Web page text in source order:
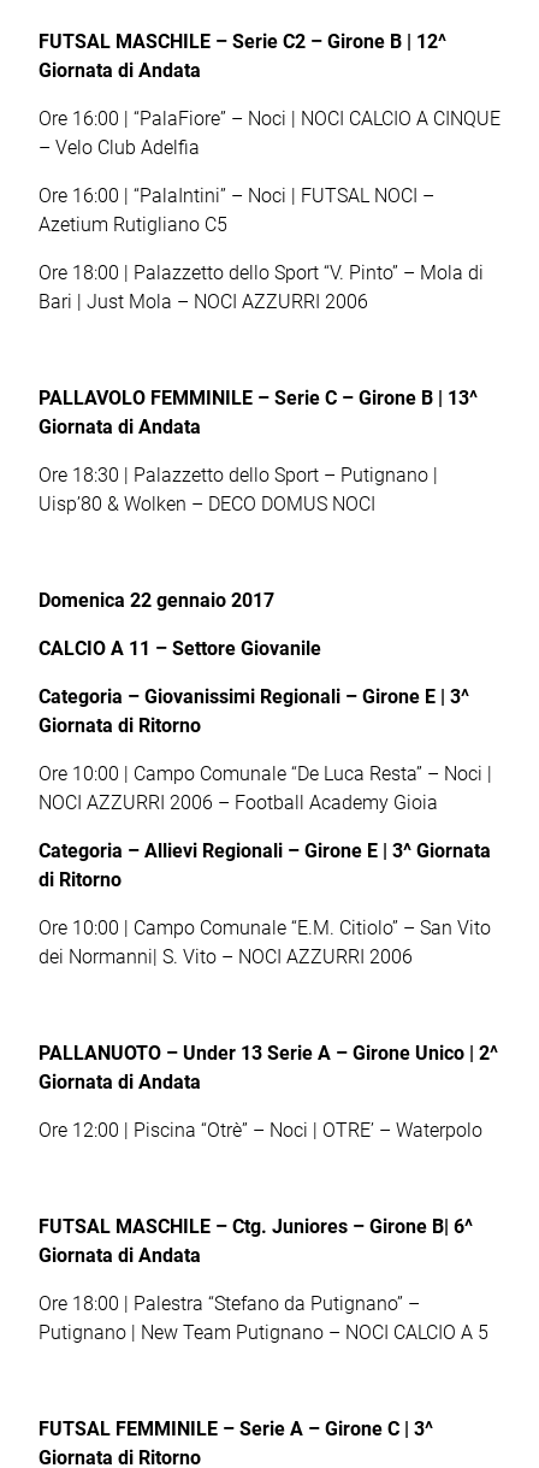
FUTSAL MASCHILE – Serie C2 – Girone B | 12^
Giornata di Andata
Ore 16:00 | “PalaFiore” – Noci | NOCI CALCIO A CINQUE
– Velo Club Adelfia
Ore 16:00 | “PalaIntini” – Noci | FUTSAL NOCI –
Azetium Rutigliano C5
Ore 18:00 | Palazzetto dello Sport “V. Pinto” – Mola di
Bari | Just Mola – NOCI AZZURRI 2006
PALLAVOLO FEMMINILE – Serie C – Girone B | 13^
Giornata di Andata
Ore 18:30 | Palazzetto dello Sport – Putignano |
Uisp’80 & Wolken – DECO DOMUS NOCI
Domenica 22 gennaio 2017
CALCIO A 11 – Settore Giovanile
Categoria – Giovanissimi Regionali – Girone E | 3^
Giornata di Ritorno
Ore 10:00 | Campo Comunale “De Luca Resta” – Noci |
NOCI AZZURRI 2006 – Football Academy Gioia
Categoria – Allievi Regionali – Girone E | 3^ Giornata
di Ritorno
Ore 10:00 | Campo Comunale “E.M. Citiolo” – San Vito
dei Normanni| S. Vito – NOCI AZZURRI 2006
PALLANUOTO – Under 13 Serie A – Girone Unico | 2^
Giornata di Andata
Ore 12:00 | Piscina “Otrè” – Noci | OTRE’ – Waterpolo
FUTSAL MASCHILE – Ctg. Juniores – Girone B| 6^
Giornata di Andata
Ore 18:00 | Palestra “Stefano da Putignano” –
Putignano | New Team Putignano – NOCI CALCIO A 5
FUTSAL FEMMINILE – Serie A – Girone C | 3^
Giornata di Ritorno